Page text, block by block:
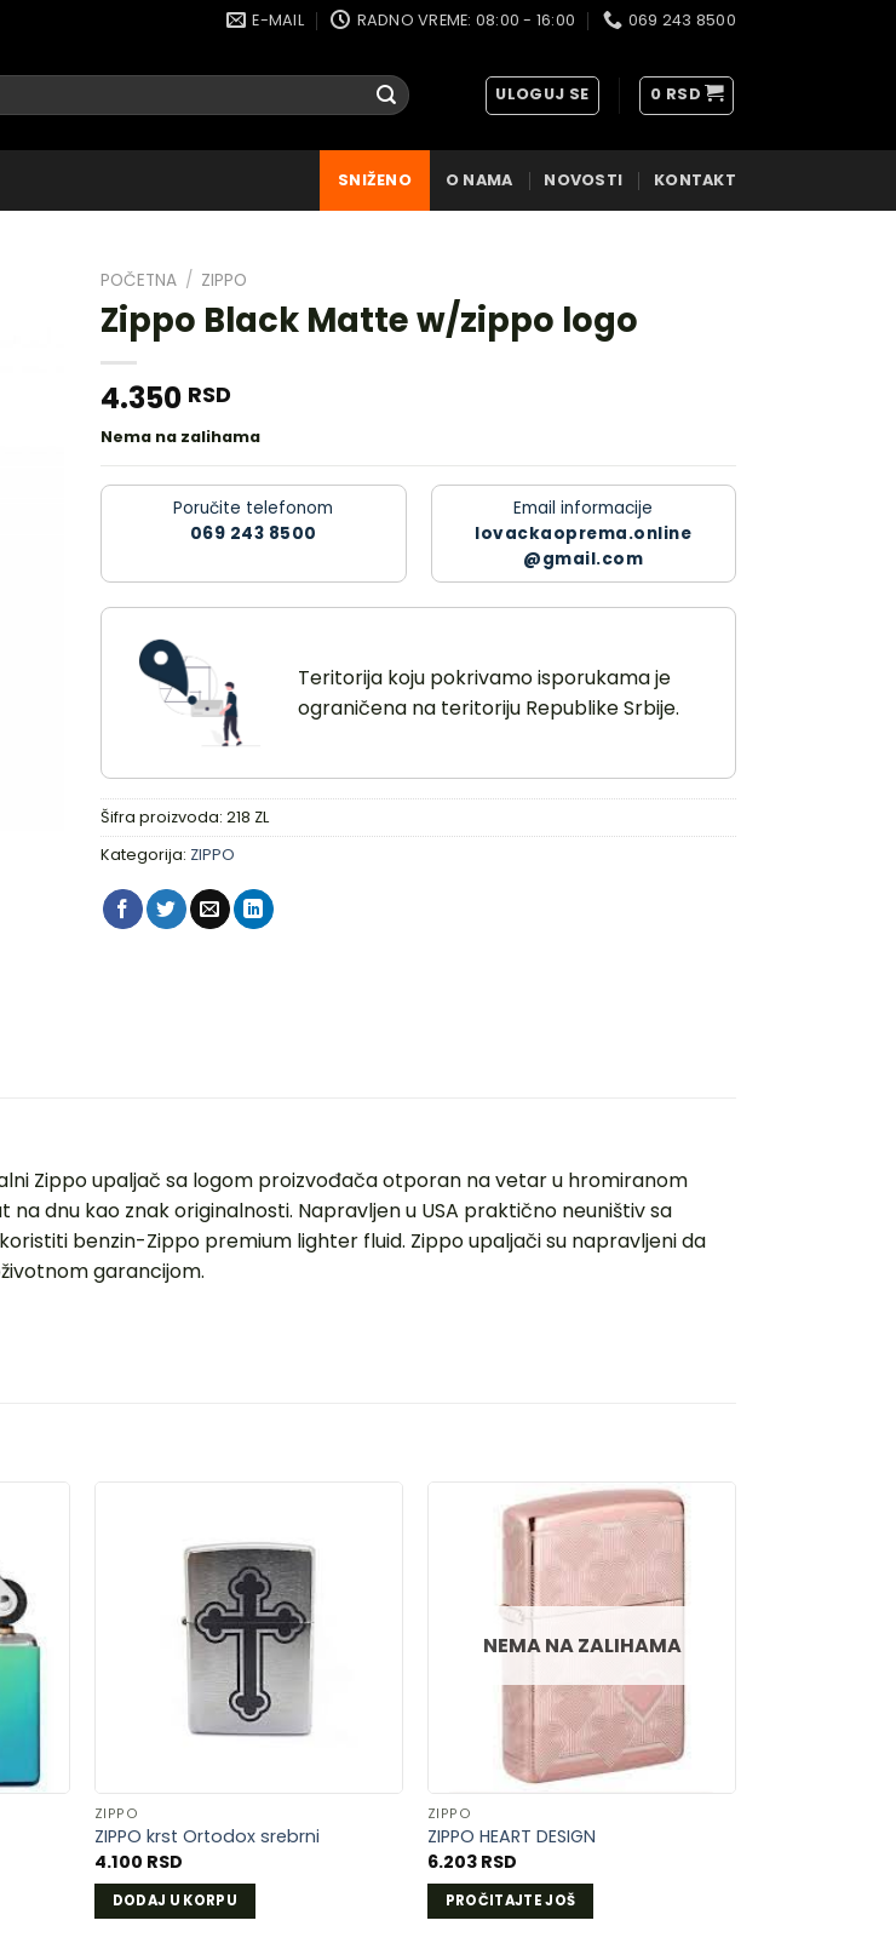
E-MAIL RADNO VREME: 08:00 - 16:00 069 243 8500
ULOGUJ SE 0 RSD
SNIŽENO O NAMA NOVOSTI KONTAKT
POČETNA / ZIPPO
Zippo Black Matte w/zippo logo
4.350 RSD
Nema na zalihama
Poručite telefonom
069 243 8500
Email informacije
lovackaoprema.online
@gmail.com
Teritorija koju pokrivamo isporukama je
ograničena na teritoriju Republike Srbije.
Šifra proizvoda: 218 ZL
Kategorija: ZIPPO
Zippo upaljač sa logom proizvođača otporan na vetar u hromiranom
dnu kao znak originalnosti. Napravljen u USA praktično neuništiv sa
benzin-Zippo premium lighter fluid. Zippo upaljači su napravljeni da
garancijom.
U
ZIPPO
ZIPPO krst Ortodox srebrni
4.100 RSD
DODAJ U KORPU
DODAJ
LISTU
ŽELJA
NEMA NA ZALIHAMA
ZIPPO
ZIPPO HEART DESIGN
6.203 RSD
PROČITAJTE JOŠ